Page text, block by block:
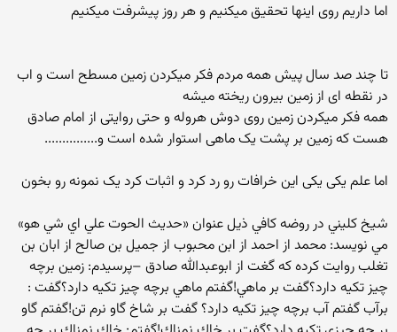
اما داریم روی اینها تحقیق میکنیم و هر روز پیشرفت میکنیم
تا چند صد سال پیش همه مردم فکر میکردن زمین مسطح است و اب
در نقطه ای از زمین بیرون ریخته میشه
همه فکر میکردن زمین روی دوش هروله و حتی روایتی از امام صادق
هست که زمین بر پشت یک ماهی استوار شده است و...............
اما علم یکی یکی این خرافات رو رد کرد و اثبات کرد یک نمونه رو بخون
شيخ كليني در روضه كافي ذيل عنوان «حديث الحوت علي اي شي هو»
مي نويسد: محمد از احمد از ابن محبوب از جميل بن صالح از ابان بن
تغلب روايت كرده كه گغت از ابوعبدالله صادق –پرسيدم: زمين برچه
چيز تكيه دارد؟گفت بر ماهي!گفتم ماهي برچه چيز تكيه دارد؟گفت :
برآب گفتم آب برچه چيز تكيه دارد؟ گفت بر شاخ گاو نرم تن!گفتم گاو